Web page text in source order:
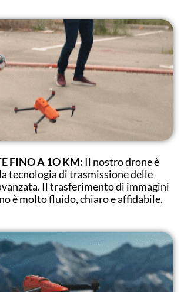
FINO A 1O KM: Il nostro drone è
tecnologia di trasmissione delle
Il trasferimento di immagini
è molto fluido, chiaro e affidabile.